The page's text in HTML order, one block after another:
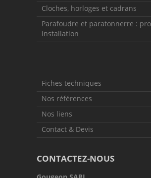
Cloches, horloges et cadrans
Parafoudre et paratonnerre :
installation
Fiches techniques
Nos références
Nos liens
Contact & Devis
CONTACTEZ-NOUS